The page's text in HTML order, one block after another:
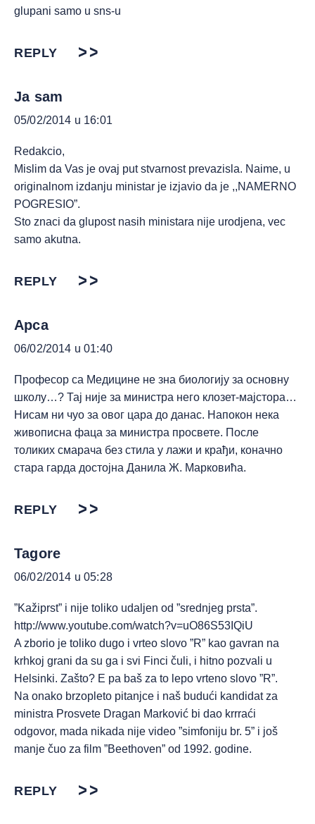
glupani samo u sns-u
REPLY
Ja sam
05/02/2014 u 16:01
Redakcio,
Mislim da Vas je ovaj put stvarnost prevazisla. Naime, u
originalnom izdanju ministar je izjavio da je ,,NAMERNO
POGRESIO”.
Sto znaci da glupost nasih ministara nije urodjena, vec
samo akutna.
REPLY
Арса
06/02/2014 u 01:40
Професор са Медицине не зна биологију за основну
школу…? Тај није за министра него клозет-мајстора…
Нисам ни чуо за овог цара до данас. Напокон нека
живописна фаца за министра просвете. После
толиких смарача без стила у лажи и крађи, коначно
стара гарда достојна Данила Ж. Марковића.
REPLY
Tagore
06/02/2014 u 05:28
”Kažiprst” i nije toliko udaljen od ”srednjeg prsta”.
http://www.youtube.com/watch?v=uO86S53IQiU
A zborio je toliko dugo i vrteo slovo ”R” kao gavran na
krhkoj grani da su ga i svi Finci čuli, i hitno pozvali u
Helsinki. Zašto? E pa baš za to lepo vrteno slovo ”R”.
Na onako brzopleto pitanjce i naš budući kandidat za
ministra Prosvete Dragan Marković bi dao krrraći
odgovor, mada nikada nije video ”simfoniju br. 5” i još
manje čuo za film ”Beethoven” od 1992. godine.
REPLY